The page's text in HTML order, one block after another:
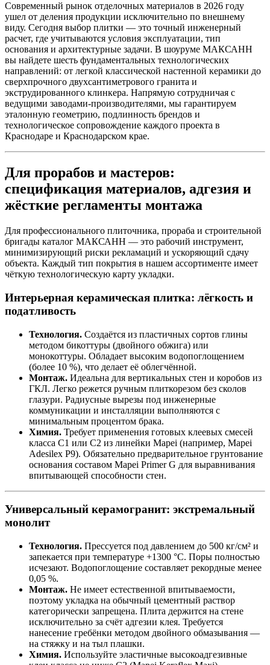
Современный рынок отделочных материалов в 2026 году
ушел от деления продукции исключительно по внешнему
виду. Сегодня выбор плитки — это точный инженерный
расчет, где учитываются условия эксплуатации, тип
основания и архитектурные задачи. В шоуруме МАКСАНН
вы найдете шесть фундаментальных технологических
направлений: от легкой классической настенной керамики до
сверхпрочного двухсантиметрового гранита и
экструдированного клинкера. Напрямую сотрудничая с
ведущими заводами‑производителями, мы гарантируем
эталонную геометрию, подлинность брендов и
технологическое сопровождение каждого проекта в
Краснодаре и Краснодарском крае.
Для прорабов и мастеров:
спецификация материалов, адгезия и
жёсткие регламенты монтажа
Для профессионального плиточника, прораба и строительной
бригады каталог МАКСАНН — это рабочий инструмент,
минимизирующий риски рекламаций и ускоряющий сдачу
объекта. Каждый тип покрытия в нашем ассортименте имеет
чёткую технологическую карту укладки.
Интерьерная керамическая плитка: лёгкость и
податливость
Технология. Создаётся из пластичных сортов глины
методом бикоттуры (двойного обжига) или
монокоттуры. Обладает высоким водопоглощением
(более 10 %), что делает её облегчённой.
Монтаж. Идеальна для вертикальных стен и коробов из
ГКЛ. Легко режется ручным плиткорезом без сколов
глазури. Радиусные вырезы под инженерные
коммуникации и инсталляции выполняются с
минимальным процентом брака.
Химия. Требует применения готовых клеевых смесей
класса C1 или C2 из линейки Mapei (например, Mapei
Adesilex P9). Обязательно предварительное грунтование
основания составом Mapei Primer G для выравнивания
впитывающей способности стен.
Универсальный керамогранит: экстремальный
монолит
Технология. Прессуется под давлением до 500 кг/см² и
запекается при температуре +1300 °C. Поры полностью
исчезают. Водопоглощение составляет рекордные менее
0,05 %.
Монтаж. Не имеет естественной впитываемости,
поэтому укладка на обычный цементный раствор
категорически запрещена. Плита держится на стене
исключительно за счёт адгезии клея. Требуется
нанесение гребёнки методом двойного обмазывания —
на стяжку и на тыл плашки.
Химия. Используйте эластичные высокоадгезивные